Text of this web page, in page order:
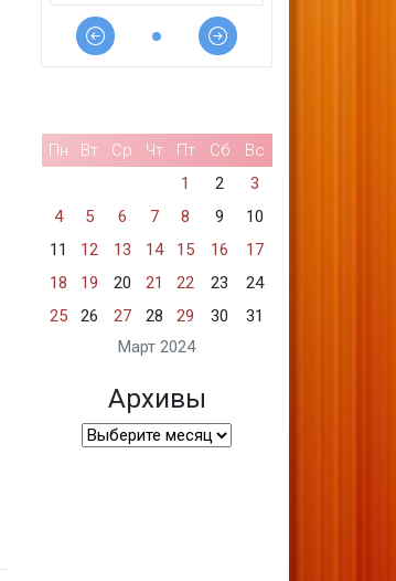
Март 2024
Пн Вт Ср Чт Пт Сб
Вс
1
2
3
4
5 6 7 8 9
10
11
12 13 14 15 16
17
18
19 20 21 22 23
24
25
26 27 28 29 30 31
Архивы
Архивы